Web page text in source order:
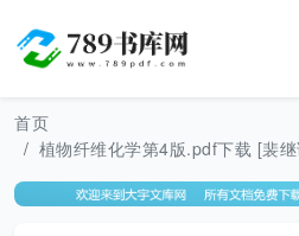
首页
植物纤维化学第4版.pdf下载 [裴